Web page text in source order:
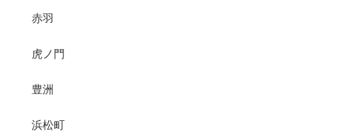
赤羽
虎ノ門
豊洲
浜松町